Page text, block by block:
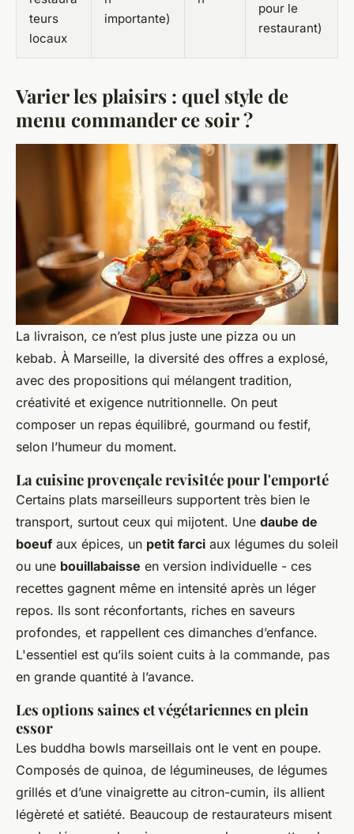
teurs
locaux
importante)
pour le
restaurant)
Varier les plaisirs : quel style de
menu commander ce soir ?
La livraison, ce n’est plus juste une pizza ou un
kebab. À Marseille, la diversité des offres a explosé,
avec des propositions qui mélangent tradition,
créativité et exigence nutritionnelle. On peut
composer un repas équilibré, gourmand ou festif,
selon l’humeur du moment.
La cuisine provençale revisitée pour l'emporté
Certains plats marseilleurs supportent très bien le
transport, surtout ceux qui mijotent. Une daube de
boeuf aux épices, un petit farci aux légumes du soleil
ou une bouillabaisse en version individuelle - ces
recettes gagnent même en intensité après un léger
repos. Ils sont réconfortants, riches en saveurs
profondes, et rappellent ces dimanches d’enfance.
L'essentiel est qu’ils soient cuits à la commande, pas
en grande quantité à l’avance.
Les options saines et végétariennes en plein
essor
Les buddha bowls marseillais ont le vent en poupe.
Composés de quinoa, de légumineuses, de légumes
grillés et d’une vinaigrette au citron-cumin, ils allient
légèreté et satiété. Beaucoup de restaurateurs misent